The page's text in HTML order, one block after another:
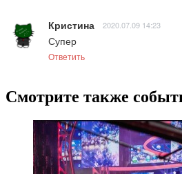
Кристина 2020.07.09 14:23
Супер
Ответить
Смотрите также